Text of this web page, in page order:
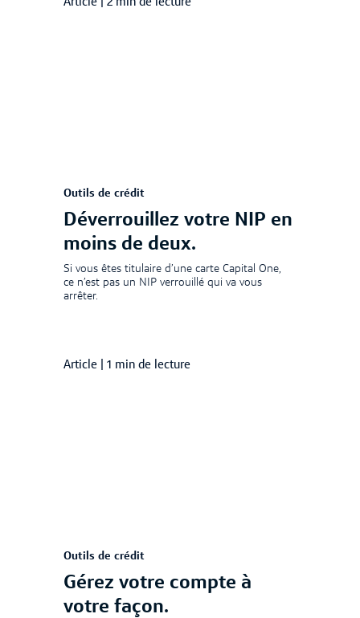
Article 2 min de lecture
Outils de crédit
Déverrouillez votre NIP en
moins de deux.
Si vous êtes titulaire d’une carte Capital One,
ce n’est pas un NIP verrouillé qui va vous
arrêter.
Article 1 min de lecture
Outils de crédit
Gérez votre compte à
votre façon.